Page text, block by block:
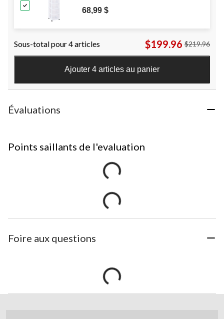
68,99 $
Sous-total pour 4 articles $199.96 $219.96
Ajouter 4 articles au panier
Évaluations
Points saillants de l'evaluation
Foire aux questions